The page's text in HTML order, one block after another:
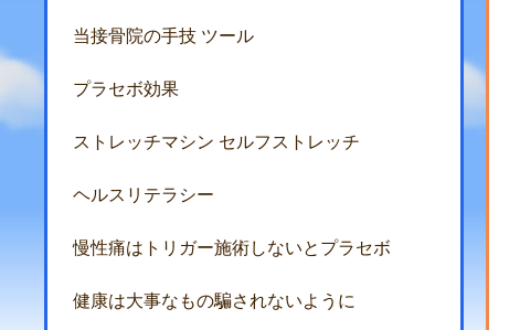
当接骨院の手技 ツール
プラセボ効果
ストレッチマシン セルフストレッチ
ヘルスリテラシー
慢性痛はトリガー施術しないとプラセボ
健康は大事なもの騙されないように